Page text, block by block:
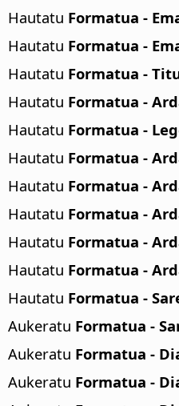
Hautatu Formatua -
Hautatu Formatua -
Hautatu Formatua -
Hautatu Formatua -
Hautatu Formatua -
Hautatu Formatua -
Hautatu Formatua -
Hautatu Formatua -
Hautatu Formatua -
Hautatu Formatua -
Hautatu Formatua -
Aukeratu Formatua -
Aukeratu Formatua -
Aukeratu Formatua -